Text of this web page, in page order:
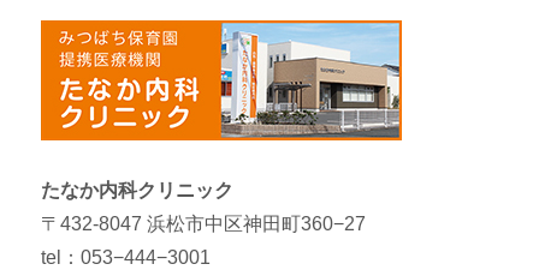
たなか内科クリニック
〒432-8047 浜松市中区神田町360−27
tel：053−444−3001